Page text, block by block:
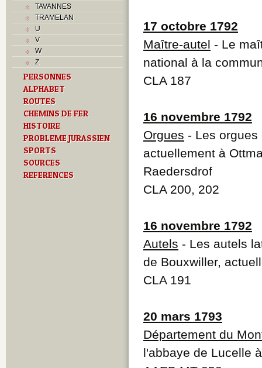
TAVANNES
TRAMELAN
U
V
W
Z
PERSONNES
ALPHABET
ROUTES
CHEMINS DE FER
HISTOIRE
PROBLEME JURASSIEN
SPORTS
SOURCES
REFERENCES
17 octobre 1792
Maître-autel - Le
national à la
CLA 187
16 novembre 1792
Orgues - Les
actuellement à
Raedersdrof
CLA 200, 202
16 novembre 1792
Autels - Les autels
de Bouxwiller,
CLA 191
20 mars 1793
Département du
l'abbaye de Lucelle